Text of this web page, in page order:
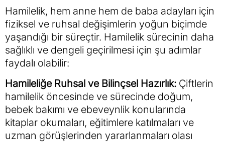
Hamilelik, hem anne hem de baba adayları için
fiziksel ve ruhsal değişimlerin yoğun biçimde
yaşandığı bir süreçtir. Hamilelik sürecinin daha
sağlıklı ve dengeli geçirilmesi için şu adımlar
faydalı olabilir:
Hamileliğe Ruhsal ve Bilinçsel Hazırlık: Çiftlerin
hamilelik öncesinde ve sürecinde doğum,
bebek bakımı ve ebeveynlik konularında
kitaplar okumaları, eğitimlere katılmaları ve
uzman görüşlerinden yararlanmaları olası